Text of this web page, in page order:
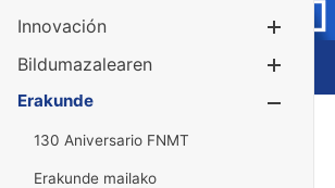
Innovación
Bildumazalearen
Erakunde
130 Aniversario FNMT
Erakunde mailako